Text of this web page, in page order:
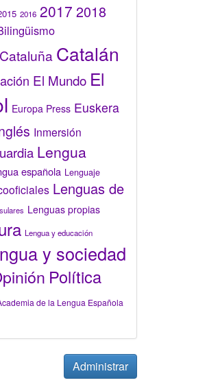
2016 2017 2018
Cataluña Catalán
El Mundo El
Europa Press Euskera
Inmersión
Lengua
española Lenguaje
Lenguas de
Lenguas propias
Lengua y educación
y sociedad
Política
de la Lengua Española
Administrar